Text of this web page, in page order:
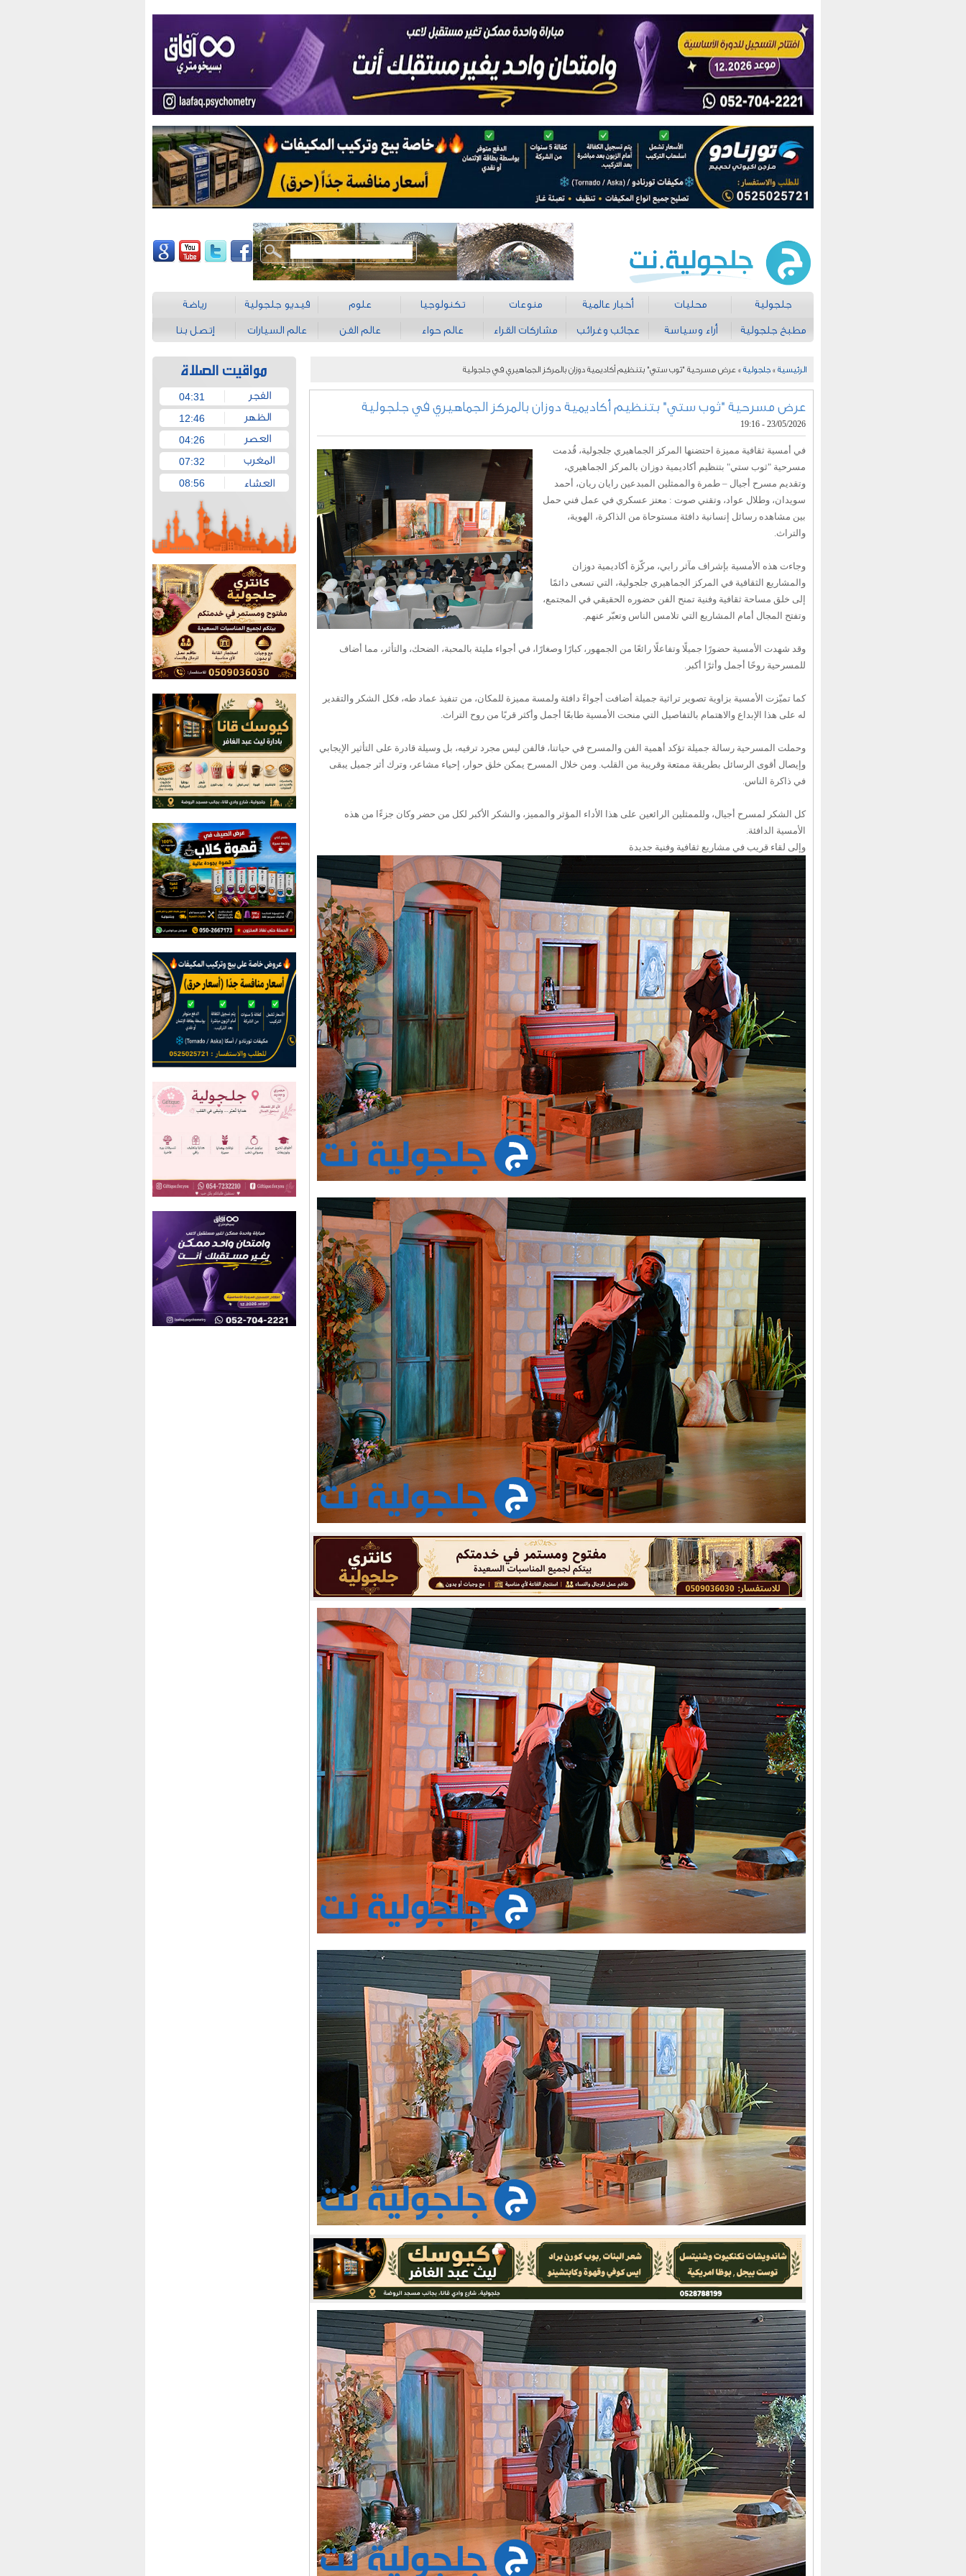
جلجولية محليات أخبار عالمية منوعات تكنولوجيا علوم فيديو جلجولية رياضة
مطبخ جلجولية أراء وسياسة عجائب وغرائب مشاركات القراء عالم حواء عالم الفن عالم السيارات إتصل بنا
الرئيسية » جلجولية » عرض مسرحية "ثوب ستي" بتنظيم أكاديمية دوزان بالمركز الجماهيري في جلجولية
عرض مسرحية "ثوب ستي" بتنظيم أكاديمية دوزان بالمركز الجماهيري في جلجولية
23/05/2026 - 19:16
في أمسية ثقافية مميزة احتضنها المركز الجماهيري جلجولية، قُدمت
مسرحية "ثوب ستي" بتنظيم أكاديمية دوزان بالمركز الجماهيري،
وتقديم مسرح أجيال – طمرة والممثلين المبدعين رايان ريان، أحمد
سويدان، وطلال عواد، وتقني صوت : معتز عسكري في عمل فني حمل
بين مشاهده رسائل إنسانية دافئة مستوحاة من الذاكرة، الهوية،
والتراث.
وجاءت هذه الأمسية بإشراف مآثر رابي، مركّزة أكاديمية دوزان
والمشاريع الثقافية في المركز الجماهيري جلجولية، التي تسعى دائمًا
إلى خلق مساحة ثقافية وفنية تمنح الفن حضوره الحقيقي في المجتمع،
وتفتح المجال أمام المشاريع التي تلامس الناس وتعبّر عنهم.
وقد شهدت الأمسية حضورًا جميلًا وتفاعلًا رائعًا من الجمهور، كبارًا وصغارًا، في أجواء مليئة بالمحبة، الضحك، والتأثر، مما أضاف
للمسرحية روحًا أجمل وأثرًا أكبر.
كما تميّزت الأمسية بزاوية تصوير تراثية جميلة أضافت أجواءً دافئة ولمسة مميزة للمكان، من تنفيذ عماد طه، فكل الشكر والتقدير
له على هذا الإبداع والاهتمام بالتفاصيل التي منحت الأمسية طابعًا أجمل وأكثر قربًا من روح التراث.
وحملت المسرحية رسالة جميلة تؤكد أهمية الفن والمسرح في حياتنا، فالفن ليس مجرد ترفيه، بل وسيلة قادرة على التأثير الإيجابي
وإيصال أقوى الرسائل بطريقة ممتعة وقريبة من القلب. ومن خلال المسرح يمكن خلق حوار، إحياء مشاعر، وترك أثر جميل يبقى
في ذاكرة الناس.
كل الشكر لمسرح أجيال، وللممثلين الرائعين على هذا الأداء المؤثر والمميز، والشكر الأكبر لكل من حضر وكان جزءًا من هذه
الأمسية الدافئة.
وإلى لقاء قريب في مشاريع ثقافية وفنية جديدة
04:31
12:46
04:26
07:32
08:56